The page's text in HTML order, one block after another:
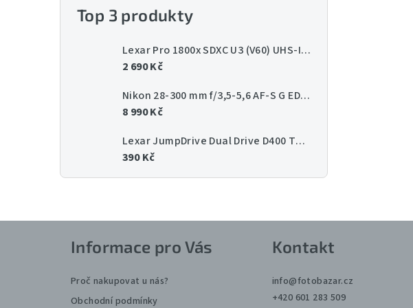
Top 3 produkty
Lexar Pro 1800x SDXC U3 (V60) UHS-II R270/W180 128GB
2 690 Kč
Nikon 28-300 mm f/3,5-5,6 AF-S G ED VR
8 990 Kč
Lexar JumpDrive Dual Drive D400 Type-C/Type-C & Type-A, up to 130MB/s read (USB 3.1) 64GB
390 Kč
Informace pro Vás
Proč nakupovat u nás?
Obchodní podmínky
Kontakt
info@fotobazar.cz
+420 601 283 509